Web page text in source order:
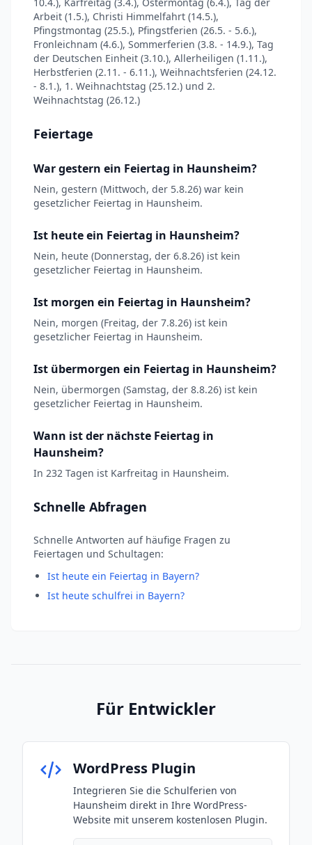
Arbeit (1.5.), Christi Himmelfahrt (14.5.),
Pfingstmontag (25.5.), Pfingstferien (26.5. - 5.6.),
Fronleichnam (4.6.), Sommerferien (3.8. - 14.9.), Tag
der Deutschen Einheit (3.10.), Allerheiligen (1.11.),
Herbstferien (2.11. - 6.11.), Weihnachtsferien (24.12.
- 8.1.), 1. Weihnachtstag (25.12.) und 2.
Weihnachtstag (26.12.)
Feiertage
War gestern ein Feiertag in Haunsheim?
Nein, gestern (Mittwoch, der 5.8.26) war kein
gesetzlicher Feiertag in Haunsheim.
Ist heute ein Feiertag in Haunsheim?
Nein, heute (Donnerstag, der 6.8.26) ist kein
gesetzlicher Feiertag in Haunsheim.
Ist morgen ein Feiertag in Haunsheim?
Nein, morgen (Freitag, der 7.8.26) ist kein
gesetzlicher Feiertag in Haunsheim.
Ist übermorgen ein Feiertag in Haunsheim?
Nein, übermorgen (Samstag, der 8.8.26) ist kein
gesetzlicher Feiertag in Haunsheim.
Wann ist der nächste Feiertag in
Haunsheim?
In 232 Tagen ist Karfreitag in Haunsheim.
Schnelle Abfragen
Schnelle Antworten auf häufige Fragen zu
Feiertagen und Schultagen:
Ist heute ein Feiertag in Bayern?
Ist heute schulfrei in Bayern?
Für Entwickler
WordPress Plugin
Integrieren Sie die Schulferien von
Haunsheim direkt in Ihre WordPress-
Website mit unserem kostenlosen Plugin.